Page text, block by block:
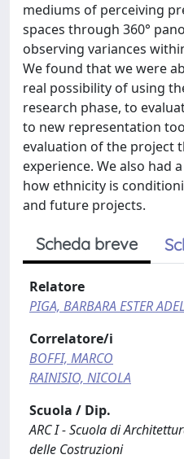
mediums of perceiving
spaces through 360°
observing variances
We found that we were
real possibility of using
research phase, to
to new representation
evaluation of the project
experience. We also had
how ethnicity is
and future projects.
Scheda breve
Relatore
PIGA, BARBARA ESTER
Correlatore/i
BOFFI, MARCO
RAINISIO, NICOLA
Scuola / Dip.
ARC I - Scuola di
delle Costruzioni